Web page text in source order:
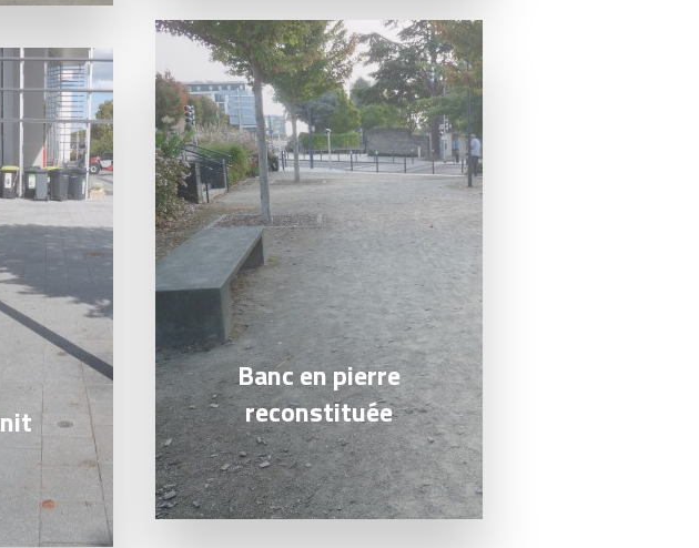
Lire la suite
Banc en pierre
reconstituée